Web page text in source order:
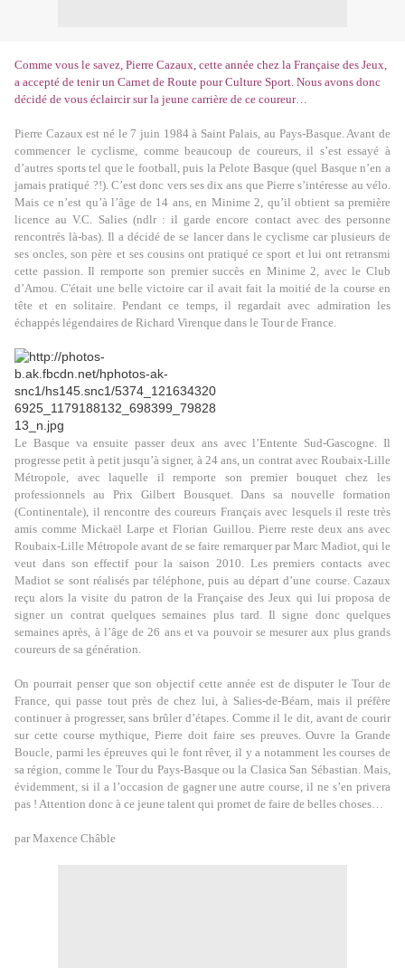
Comme vous le savez, Pierre Cazaux, cette année chez la Française des Jeux,
a accepté de tenir un Carnet de Route pour Culture Sport. Nous avons donc
décidé de vous éclaircir sur la jeune carrière de ce coureur…
Pierre Cazaux est né le 7 juin 1984 à Saint Palais, au Pays-Basque. Avant de
commencer le cyclisme, comme beaucoup de coureurs, il s’est essayé à
d’autres sports tel que le football, puis la Pelote Basque (quel Basque n’en a
jamais pratiqué ?!). C’est donc vers ses dix ans que Pierre s’intéresse au vélo.
Mais ce n’est qu’à l’âge de 14 ans, en Minime 2, qu’il obtient sa première
licence au V.C. Salies (ndlr : il garde encore contact avec des personne
rencontrés là-bas). Il a décidé de se lancer dans le cyclisme car plusieurs de
ses oncles, son père et ses cousins ont pratiqué ce sport et lui ont retransmi
cette passion. Il remporte son premier succès en Minime 2, avec le Club
d’Amou. C'était une belle victoire car il avait fait la moitié de la course en
tête et en solitaire. Pendant ce temps, il regardait avec admiration les
échappés légendaires de Richard Virenque dans le Tour de France.
Le Basque va ensuite passer deux ans avec l’Entente Sud-Gascogne. Il
progresse petit à petit jusqu’à signer, à 24 ans, un contrat avec Roubaix-Lille
Métropole, avec laquelle il remporte son premier bouquet chez les
professionnels au Prix Gilbert Bousquet. Dans sa nouvelle formation
(Continentale), il rencontre des coureurs Français avec lesquels il reste très
amis comme Mickaël Larpe et Florian Guillou. Pierre reste deux ans avec
Roubaix-Lille Métropole avant de se faire remarquer par Marc Madiot, qui le
veut dans son effectif pour la saison 2010. Les premiers contacts avec
Madiot se sont réalisés par téléphone, puis au départ d’une course. Cazaux
reçu alors la visite du patron de la Française des Jeux qui lui proposa de
signer un contrat quelques semaines plus tard. Il signe donc quelques
semaines après, à l’âge de 26 ans et va pouvoir se mesurer aux plus grands
coureurs de sa génération.
On pourrait penser que son objectif cette année est de disputer le Tour de
France, qui passe tout près de chez lui, à Salies-de-Béarn, mais il préfère
continuer à progresser, sans brûler d’étapes. Comme il le dit, avant de courir
sur cette course mythique, Pierre doit faire ses preuves. Ouvre la Grande
Boucle, parmi les épreuves qui le font rêver, il y a notamment les courses de
sa région, comme le Tour du Pays-Basque ou la Clasica San Sébastian. Mais,
évidemment, si il a l’occasion de gagner une autre course, il ne s’en privera
pas ! Attention donc à ce jeune talent qui promet de faire de belles choses…
par Maxence Châble